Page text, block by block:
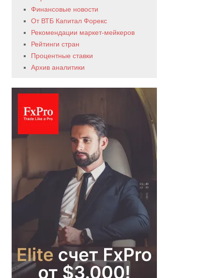
Финансовые новости
От ВТБ Капитал Форекс
Рекомендации маркет-мейкеров
Рейтинги стран
Процентные ставки
Архив аналитики